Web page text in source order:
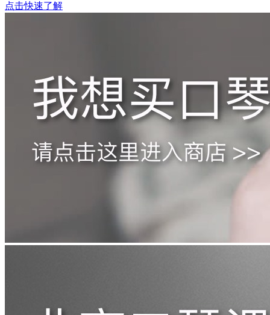
点击快速了解